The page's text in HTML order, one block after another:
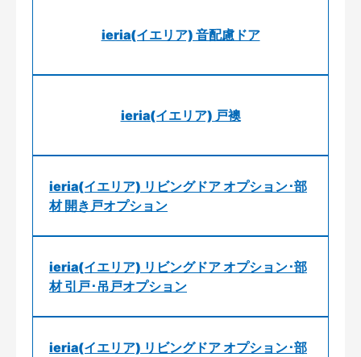
ieria(イエリア) 音配慮ドア
ieria(イエリア) 戸襖
ieria(イエリア) リビングドア オプション･部
材 開き戸オプション
ieria(イエリア) リビングドア オプション･部
材 引戸･吊戸オプション
ieria(イエリア) リビングドア オプション･部